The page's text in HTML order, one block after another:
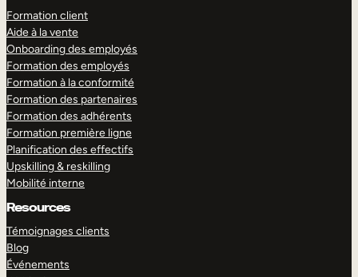
Formation client
Aide à la vente
Onboarding des employés
Formation des employés
Formation à la conformité
Formation des partenaires
Formation des adhérents
Formation première ligne
Planification des effectifs
Upskilling & reskilling
Mobilité interne
Resources
Témoignages clients
Blog
Événements